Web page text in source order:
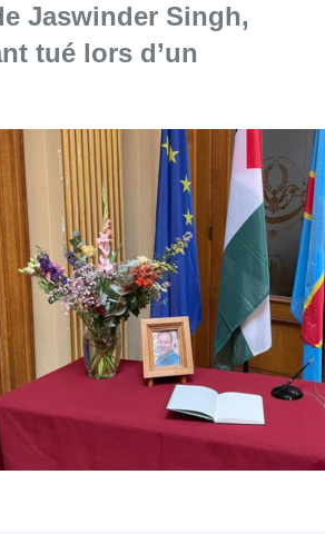
l'article "La Commune d’Ixelles